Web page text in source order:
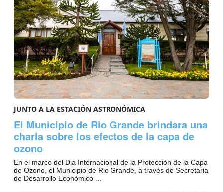
JUNTO A LA ESTACIÓN ASTRONÓMICA
El Municipio de Rio Grande brindara una
charla sobre los efectos de la capa de
ozono
En el marco del Dia Internacional de la Protección de la Capa
de Ozono, el Municipio de Rio Grande, a través de Secretaria
de Desarrollo Económico ...